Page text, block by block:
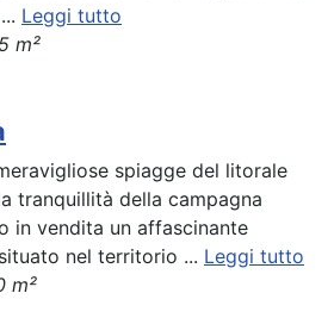
Leggi tutto
m²
spiagge del litorale
tranquillità della campagna
in vendita un affascinante
nel territorio ... Leggi tutto
m²